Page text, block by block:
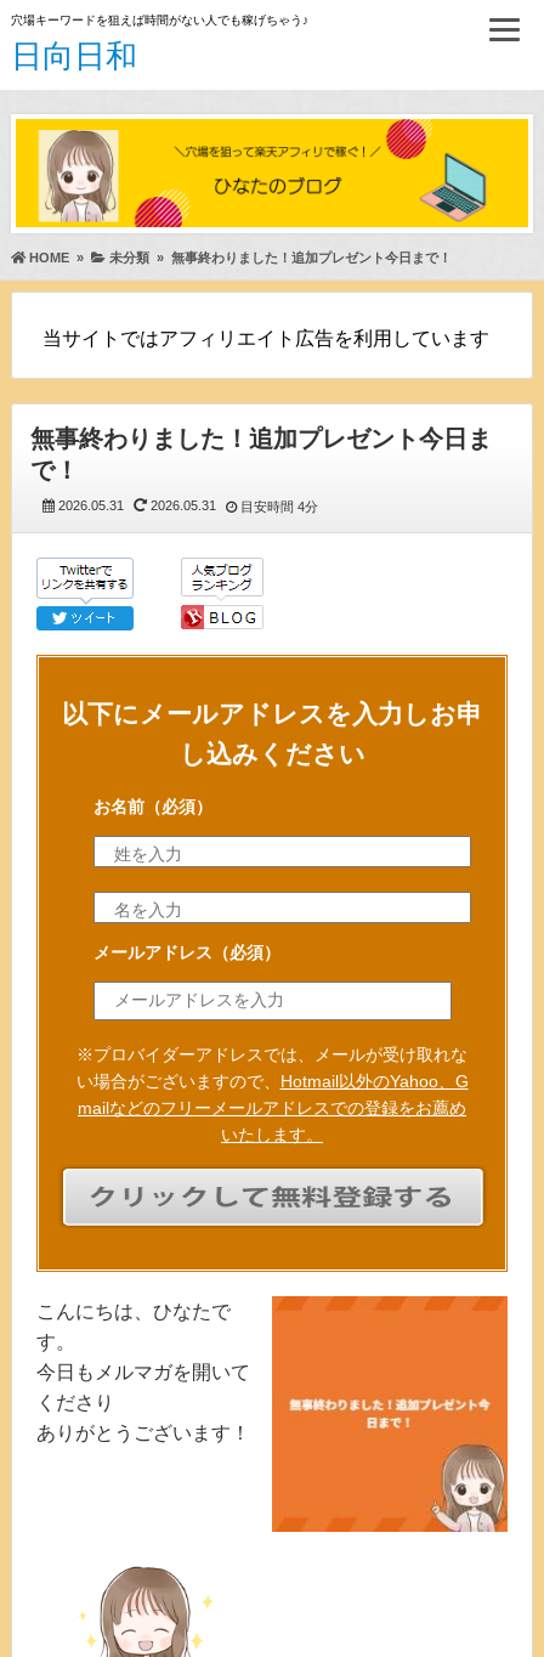
穴場キーワードを狙えば時間がない人でも稼げちゃう♪
日向日和
HOME» 未分類» 無事終わりました！追加プレゼント今日まで！
当サイトではアフィリエイト広告を利用しています
無事終わりました！追加プレゼント今日ま
で！
2026.05.31 2026.05.31 目安時間 4分
以下にメールアドレスを入力しお申
し込みください
お名前（必須）
メールアドレス （必須）
※プロバイダーアドレスでは、メールが受け取れな
い場合がございますので、 Hotmail以外のYahoo、G
mailなどのフリーメールアドレスでの登録をお薦め
いたします。
こんにちは、ひなたで
す。
今日もメルマガを開いて
くださり
ありがとうございます！